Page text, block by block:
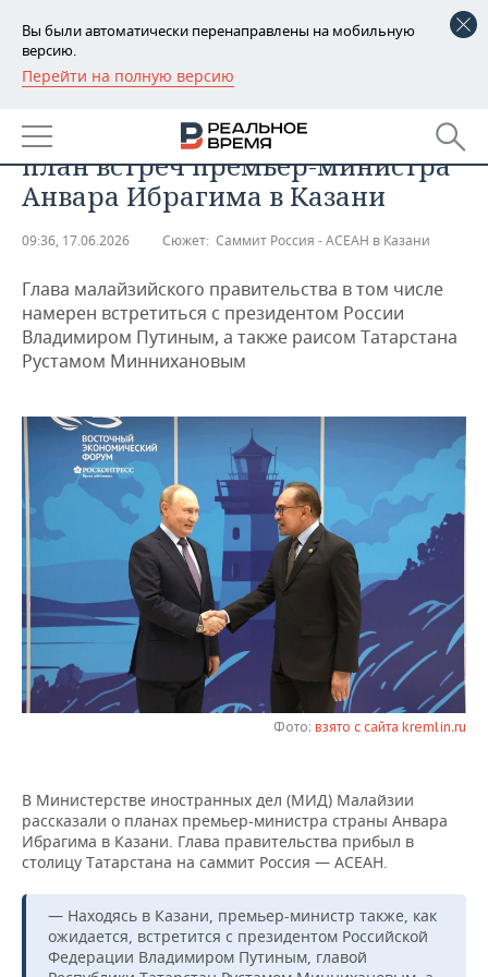
Вы были автоматически перенаправлены на мобильную
версию.
Перейти на полную версию
РЕГИОНЫ
БАШКОРТОСТАН
ТАТАРСТАН
НОВОСТИ
АНАЛИТИКА
ДЕКЛАРАЦИИ О ДОХОДАХ
КОРОЛИ ГОСЗАКАЗА ПФО
ВУЗЫ ТАТАРСТАНА
КОМУ ПРИНАДЛЕЖАТ
ТОРГОВЫЕ ЦЕНТРЫ
ТАТАРСТАНА
НОВОСТИ ЭКОНОМИКИ
ФИНАНСЫ
БАНКИ
БЮДЖЕТ
ИНВЕСТИЦИИ
ПРОМЫШЛЕННОСТЬ
НОВОСТИ
ПРОМЫШЛЕННОСТИ
МАШИНОСТРОЕНИЕ
НЕФТЕХИМИЯ
НЕФТЬ
ОПК
ЭНЕРГЕТИКА
НЕДВИЖИМОСТЬ
НОВОСТИ НЕДВИЖИМОСТИ
НОВОСТИ АВТО
БИЗНЕС
НОВОСТИ БИЗНЕСА
РОЗНИЧНАЯ ТОРГОВЛЯ
ТРАНСПОРТ
УСЛУГИ
ТЕХНОЛОГИИ
НОВОСТИ ТЕХНОЛОГИЙ
МЕДИА
ТЕЛЕКОММУНИКАЦИИ
МЕРОПРИЯТИЯ
НОВОСТИ МЕРОПРИЯТИЙ
ВЫЕЗДНАЯ РЕДАКЦИЯ
БИЗНЕС-БРАНЧИ
НОВОСТИ СПОРТА
ФУТБОЛ
ВОЛЕЙБОЛ
ФИГУРНОЕ КАТАНИЕ
ОБЩЕСТВО
НОВОСТИ ОБЩЕСТВА
ИСТОРИЯ
МЕДИЦИНА
ФОТОГАЛЕРЕЯ
СПИСОК ПЕРСОН
ПОЛНАЯ ВЕРСИЯ
МИД Малайзии опубликовал
план встреч премьер-министра
Анвара Ибрагима в Казани
09:36, 17.06.2026 Сюжет: Саммит Россия - АСЕАН в Казани
Глава малайзийского правительства в том числе
намерен встретиться с президентом России
Владимиром Путиным, а также раисом Татарстана
Рустамом Миннихановым
Фото: взято с сайта kremlin.ru
В Министерстве иностранных дел (МИД) Малайзии
рассказали о планах премьер-министра страны Анвара
Ибрагима в Казани. Глава правительства прибыл в
столицу Татарстана на саммит Россия — АСЕАН.
— Находясь в Казани, премьер-министр также, как
ожидается, встретится с президентом Российской
Федерации Владимиром Путиным, главой